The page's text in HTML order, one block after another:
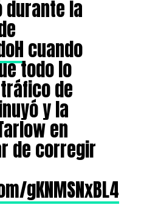
durante la
cuando
todo lo
de
y la
en
de corregir
gKNMSNxBL4